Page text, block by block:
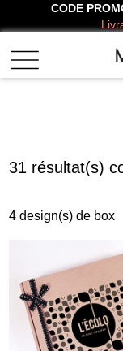
CODE
31 résultat(s)
4 design(s) de box